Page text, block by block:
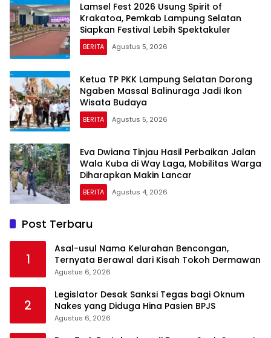
Lamsel Fest 2026 Usung Spirit of
Krakatoa, Pemkab Lampung Selatan
Siapkan Festival Lebih Spektakuler
BERITA Agustus 5, 2026
Ketua TP PKK Lampung Selatan Dorong
Ngaben Massal Balinuraga Jadi Ikon
Wisata Budaya
BERITA Agustus 5, 2026
Eva Dwiana Tinjau Hasil Perbaikan Jalan
Wala Kuba di Way Laga, Mobilitas Warga
Diharapkan Makin Lancar
BERITA Agustus 4, 2026
Post Terbaru
1
Asal-usul Nama Kelurahan Bencongan,
Ternyata Berawal dari Kisah Tokoh Dermawan
Agustus 6, 2026
2
Legislator Desak Sanksi Tegas bagi Oknum
Nakes yang Diduga Hina Pasien BPJS
Agustus 6, 2026